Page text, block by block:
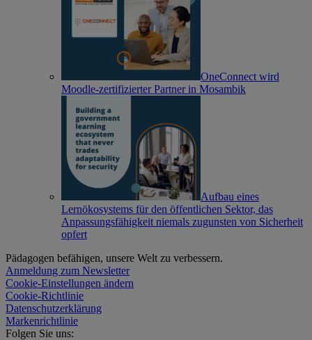
OneConnect wird
Moodle-zertifizierter Partner in Mosambik
Aufbau eines
Lernökosystems für den öffentlichen Sektor, das
Anpassungsfähigkeit niemals zugunsten von Sicherheit
opfert
Pädagogen befähigen, unsere Welt zu verbessern.
Anmeldung zum Newsletter
Cookie-Einstellungen ändern
Cookie-Richtlinie
Datenschutzerklärung
Markenrichtlinie
Folgen Sie uns: